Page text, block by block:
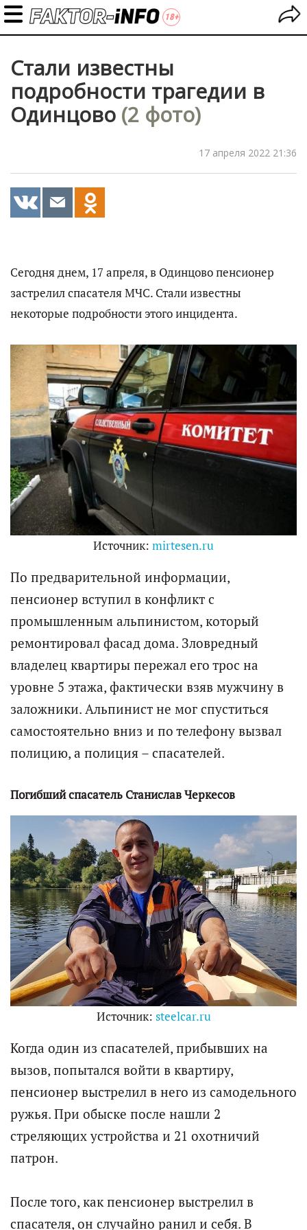
Стали известны
подробности трагедии в
Одинцово (2 фото)
17 апреля 2022 21:36
Сегодня днем, 17 апреля, в Одинцово пенсионер
застрелил спасателя МЧС. Стали известны
некоторые подробности этого инцидента.
Источник: mirtesen.ru
По предварительной информации,
пенсионер вступил в конфликт с
промышленным альпинистом, который
ремонтировал фасад дома. Зловредный
владелец квартиры пережал его трос на
уровне 5 этажа, фактически взяв мужчину в
заложники. Альпинист не мог спуститься
самостоятельно вниз и по телефону вызвал
полицию, а полиция – спасателей.
Погибший спасатель Станислав Черкесов
Источник: steelcar.ru
Когда один из спасателей, прибывших на
вызов, попытался войти в квартиру,
пенсионер выстрелил в него из самодельного
ружья. При обыске после нашли 2
стреляющих устройства и 21 охотничий
патрон.
После того, как пенсионер выстрелил в
спасателя, он случайно ранил и себя. В